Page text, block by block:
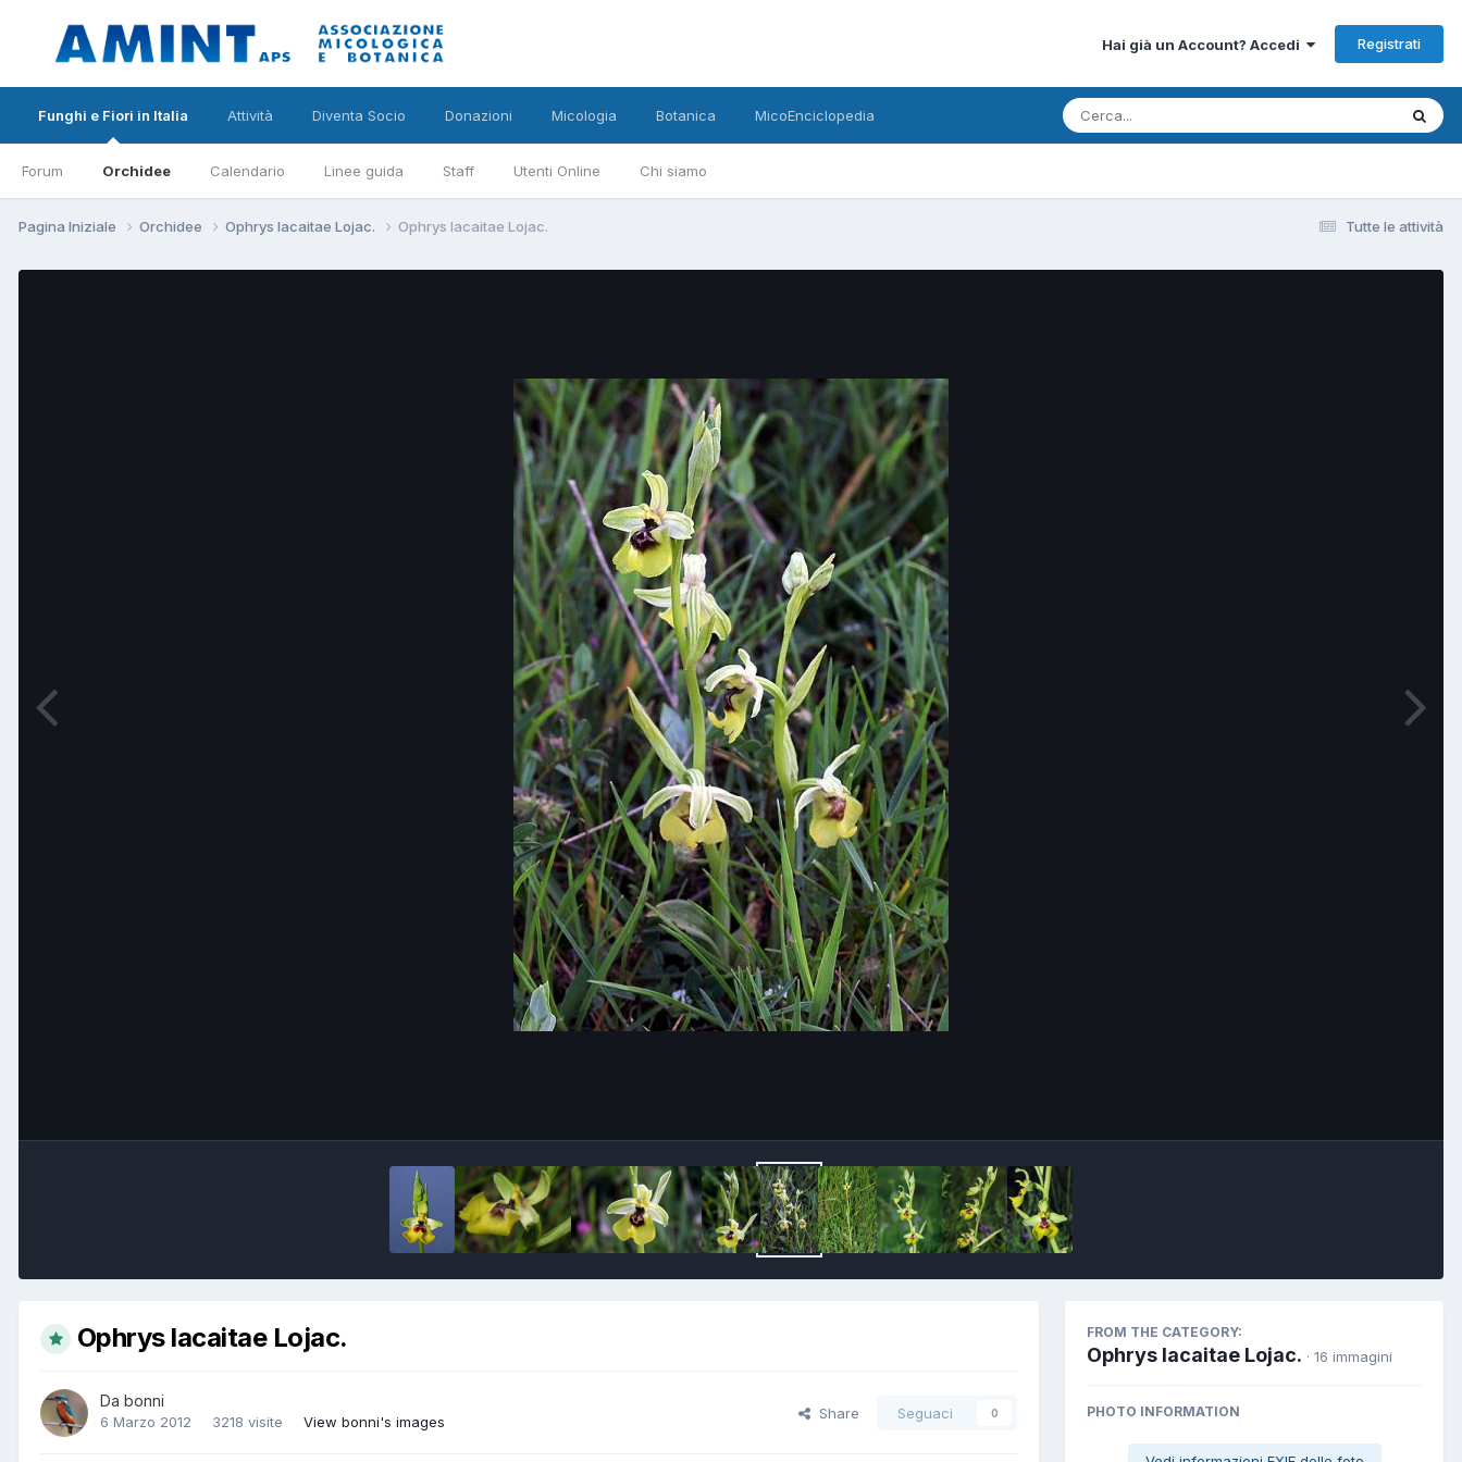
Hai già un Account? Accedi Registrati
Funghi e Fiori in Italia
Forum Orchidee Calendario Linee guida Staff Utenti Online Chi siamo
Attività Diventa Socio Donazioni Micologia Botanica MicoEnciclopedia
Tutte le attività
Pagina Iniziale Orchidee Ophrys lacaitae Lojac. Ophrys lacaitae Lojac.
Ophrys lacaitae Lojac.
Da bonni
6 Marzo 2012 3218 visite View bonni's images
Share Seguaci 0
FROM THE CATEGORY:
Ophrys lacaitae Lojac. · 16 immagini
PHOTO INFORMATION